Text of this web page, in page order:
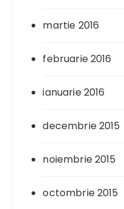
martie 2016
februarie 2016
ianuarie 2016
decembrie 2015
noiembrie 2015
octombrie 2015